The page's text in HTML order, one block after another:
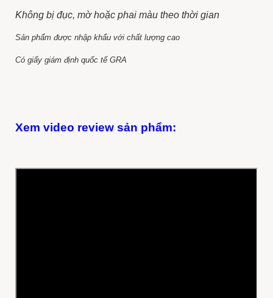
Không bị đục, mờ hoặc phai màu theo thời gian
Sản phẩm được nhập khẩu với chất lượng cao
Có giấy giám định quốc tế GRA
Xem video review sản phẩm: